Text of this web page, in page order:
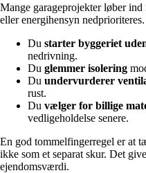
Mange garageprojekter løber
eller energihensyn
Du starter byggeriet
nedrivning.
Du glemmer isolering
Du undervurderer
rust.
Du vælger for billige
vedligeholdelse senere.
En god tommelfingerregel er at
ikke som et separat skur. Det
ejendomsværdi.